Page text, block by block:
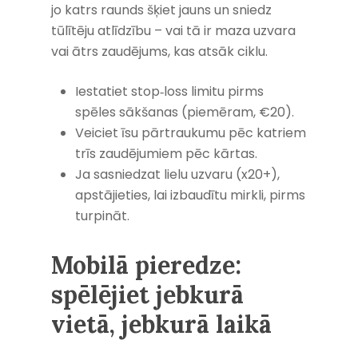
jo katrs raunds šķiet jauns un sniedz
tūlītēju atlīdzību – vai tā ir maza uzvara
vai ātrs zaudējums, kas atsāk ciklu.
Iestatiet stop‑loss limitu pirms
spēles sākšanas (piemēram, €20).
Veiciet īsu pārtraukumu pēc katriem
trīs zaudējumiem pēc kārtas.
Ja sasniedzat lielu uzvaru (x20+),
apstājieties, lai izbaudītu mirkli, pirms
turpināt.
Mobilā pieredze:
spēlējiet jebkurā
vietā, jebkurā laikā